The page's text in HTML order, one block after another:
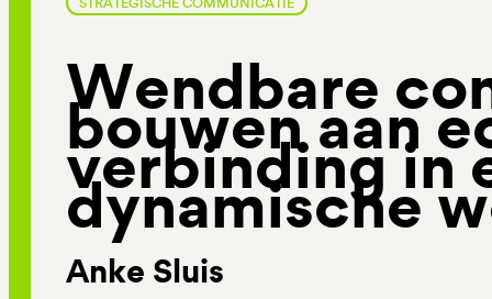
Wendbare
bouwen aan
verbinding in
dynamische
Anke Sluis